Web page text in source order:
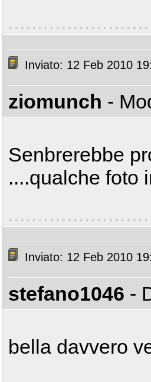
Inviato: 12 Feb 2010
ziomunch -
Senbrerebbe
....qualche foto
Inviato: 12 Feb 2010
stefano1046 -
bella davvero